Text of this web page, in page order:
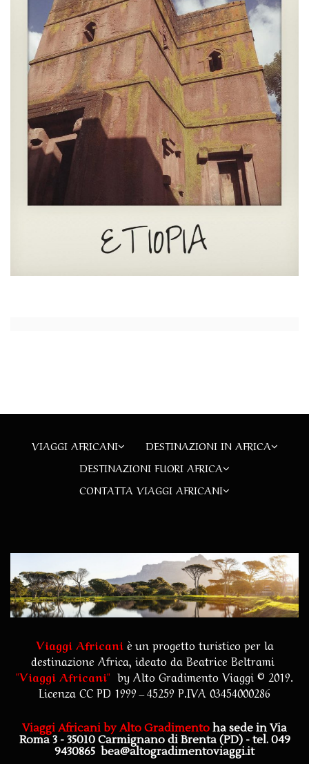
VIAGGI AFRICANI
DESTINAZIONI IN AFRICA
DESTINAZIONI FUORI AFRICA
CONTATTA VIAGGI AFRICANI
Viaggi Africani è un progetto turistico per la
destinazione Africa, ideato da Beatrice Beltrami
"Viaggi Africani" by Alto Gradimento Viaggi © 2019.
Licenza CC PD 1999 – 45259 P.IVA 03454000286
Viaggi Africani by Alto Gradimento ha sede in Via
Roma 3 - 35010 Carmignano di Brenta (PD) - tel. 049
9430865 bea@altogradimentoviaggi.it